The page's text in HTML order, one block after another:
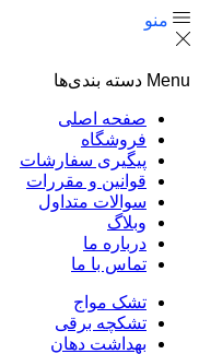
منو
Menu دسته بندی‌ها
صفحه اصلی
فروشگاه
پیگیری سفارشات
قوانین و مقررات
سوالات متداول
وبلاگ
درباره ما
تماس با ما
تشک مواج
تشکچه برقی
بهداشت دهان